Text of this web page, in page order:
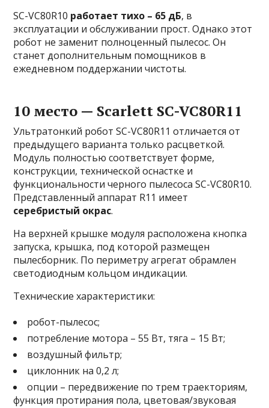
SC-VC80R10 работает тихо – 65 дБ, в
эксплуатации и обслуживании прост. Однако этот
робот не заменит полноценный пылесос. Он
станет дополнительным помощников в
ежедневном поддержании чистоты.
10 место — Scarlett SC-VC80R11
Ультратонкий робот SC-VC80R11 отличается от
предыдущего варианта только расцветкой.
Модуль полностью соответствует форме,
конструкции, технической оснастке и
функциональности черного пылесоса SC-VC80R10.
Представленный аппарат R11 имеет
серебристый окрас.
На верхней крышке модуля расположена кнопка
запуска, крышка, под которой размещен
пылесборник. По периметру агрегат обрамлен
светодиодным кольцом индикации.
Технические характеристики:
робот-пылесос;
потребление мотора – 55 Вт, тяга – 15 Вт;
воздушный фильтр;
циклонник на 0,2 л;
опции – передвижение по трем траекториям,
функция протирания пола, цветовая/звуковая